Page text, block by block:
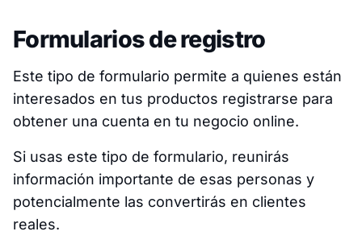
Formularios de registro
Este tipo de formulario permite a quienes están
interesados en tus productos registrarse para
obtener una cuenta en tu negocio online.
Si usas este tipo de formulario, reunirás
información importante de esas personas y
potencialmente las convertirás en clientes
reales.